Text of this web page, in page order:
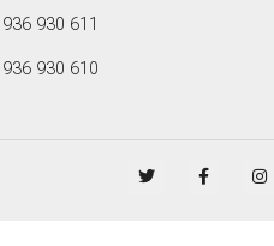
936 930 611
936 930 610